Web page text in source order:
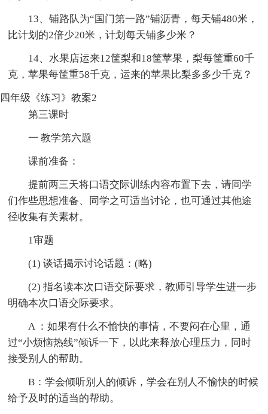
13、铺路队为“国门第一路”铺沥青，每天铺480米，
比计划的2倍少20米，计划每天铺多少米？
14、水果店运来12筐梨和18筐苹果，梨每筐重60千
克，苹果每筐重58千克，运来的苹果比梨多多少千克？
四年级《练习》教案2
第三课时
一 教学第六题
课前准备：
提前两三天将口语交际训练内容布置下去，请同学
们作些思想准备、同学之可适当讨论，也可通过其他途
径收集有关素材。
1审题
(1) 谈话揭示讨论话题：(略)
(2) 指名读本次口语交际要求，教师引导学生进一步
明确本次口语交际要求。
A ：如果有什么不愉快的事情，不要闷在心里，通
过“小烦恼热线”倾诉一下，以此来释放心理压力，同时
接受别人的帮助。
B：学会倾听别人的倾诉，学会在别人不愉快的时候
给予及时的适当的帮助。